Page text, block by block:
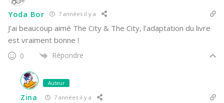
Yoda Bor 7 années il y a
J’ai beaucoup aimé The City & The City, l’adaptation du livre
est vraiment bonne !
0 Répondre
Auteur
Zina 7 années il y a